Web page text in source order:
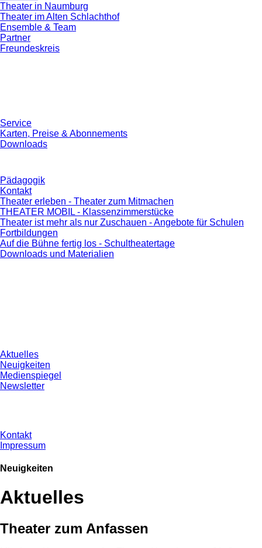
Theater in Naumburg
Theater im Alten Schlachthof
Ensemble & Team
Partner
Freundeskreis
Service
Karten, Preise & Abonnements
Downloads
Pädagogik
Kontakt
Theater erleben - Theater zum Mitmachen
THEATER MOBIL - Klassenzimmerstücke
Theater ist mehr als nur Zuschauen - Angebote für Schulen
Fortbildungen
Auf die Bühne fertig los - Schultheatertage
Downloads und Materialien
Aktuelles
Neuigkeiten
Medienspiegel
Newsletter
Kontakt
Impressum
Neuigkeiten
Aktuelles
Theater zum Anfassen